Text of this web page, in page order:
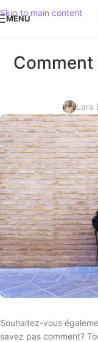
Skip to main content
MENU
Lara
Souhaitez-vous
savez pas comment?